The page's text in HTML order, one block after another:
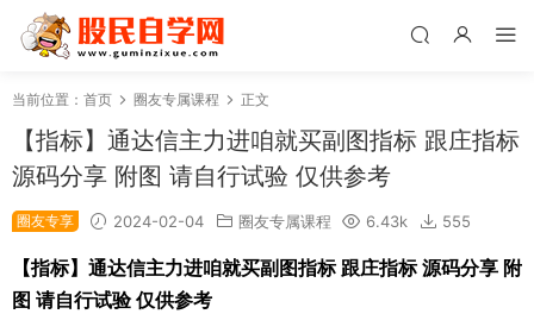
当前位置： 首页 圈友专属课程 正文
【指标】通达信主力进咱就买副图指标 跟庄指标
源码分享 附图 请自行试验 仅供参考
圈友专享 2024-02-04 圈友专属课程 6.43k 555
【指标】通达信主力进咱就买副图指标 跟庄指标 源码分享 附
图 请自行试验 仅供参考